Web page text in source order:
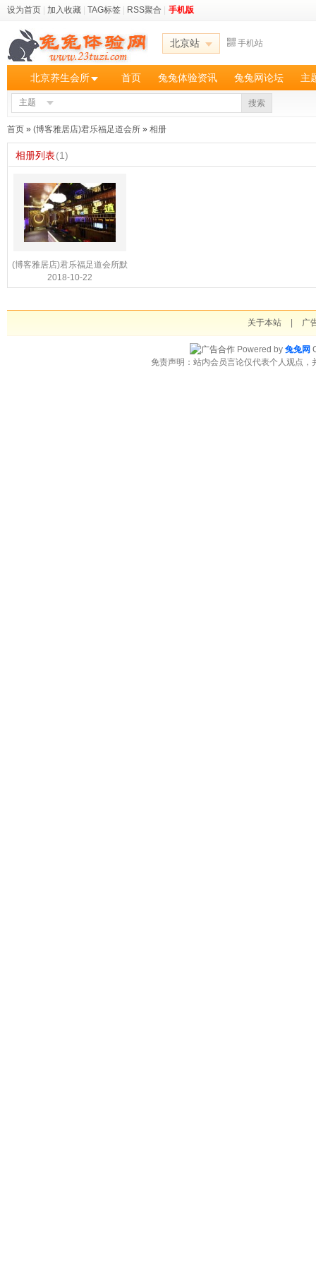
设为首页 加入收藏 TAG标签 RSS聚合 手机版
北京站 手机站
北京养生会所 首页 兔兔体验资讯 兔兔网论坛 主
主题 搜索
首页 » (博客雅居店)君乐福足道会所 » 相册
相册列表(1)
(博客雅居店)君乐福足道会所默
2018-10-22
关于本站 广
Powered by 兔兔网
免责声明：站内会员言论仅代表个人观点